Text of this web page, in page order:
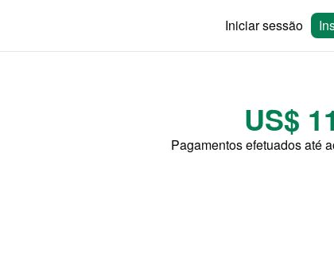
Iniciar sessão
US$
Pagamentos efetuados até